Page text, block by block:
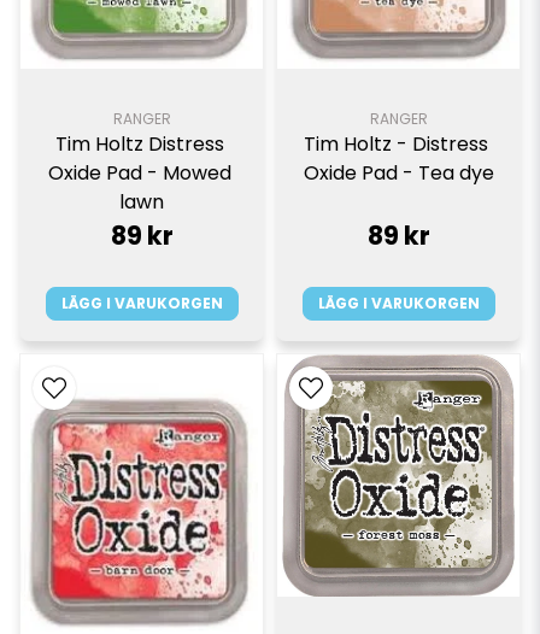
RANGER
Tim Holtz Distress
Oxide Pad - Mowed
lawn
89 kr
LÄGG I VARUKORGEN
RANGER
Tim Holtz - Distress
Oxide Pad - Tea dye
89 kr
LÄGG I VARUKORGEN